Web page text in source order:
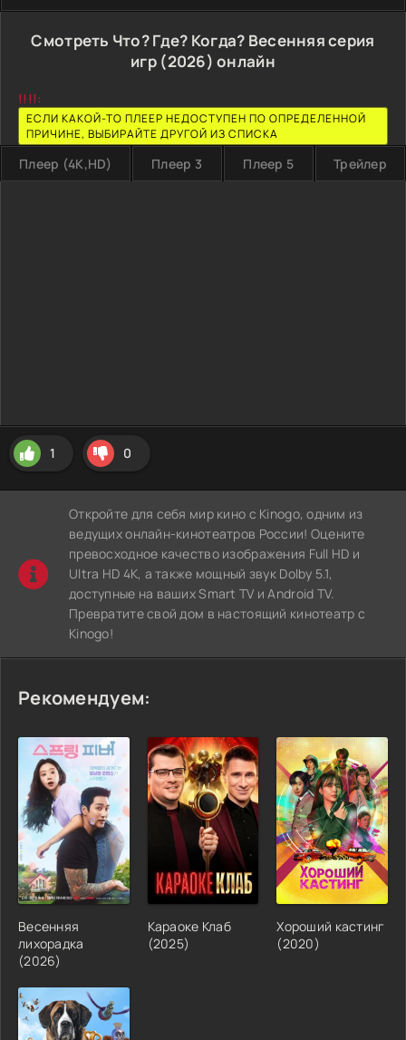
Смотреть Что? Где? Когда? Весенняя серия
игр (2026) онлайн
!!!!:
ЕСЛИ КАКОЙ-ТО ПЛЕЕР НЕДОСТУПЕН ПО ОПРЕДЕЛЕННОЙ
ПРИЧИНЕ, ВЫБИРАЙТЕ ДРУГОЙ ИЗ СПИСКА
Плеер (4K,HD) Плеер 3 Плеер 5 Трейлер
1 0
Откройте для себя мир кино с Kinogo, одним из
ведущих онлайн-кинотеатров России! Оцените
превосходное качество изображения Full HD и
Ultra HD 4K, а также мощный звук Dolby 5.1,
доступные на ваших Smart TV и Android TV.
Превратите свой дом в настоящий кинотеатр с
Kinogo!
Рекомендуем:
Весенняя
лихорадка
(2026)
Караоке Клаб
(2025)
Хороший кастинг
(2020)